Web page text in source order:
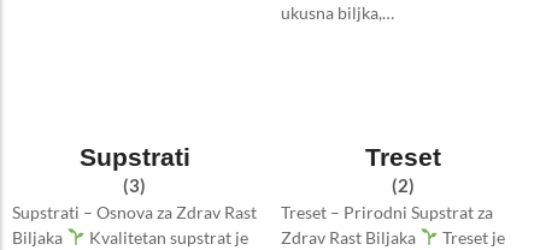
ukusna biljka,…
Supstrati
(3)
Supstrati – Osnova za Zdrav Rast
Biljaka
Kvalitetan supstrat je
Treset
(2)
Treset – Prirodni Supstrat za
Zdrav Rast Biljaka
Treset je